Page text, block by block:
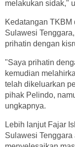
melakukan sidak,"
Kedatangan
Sulawesi
prihatin dengan
"Saya prihatin
kemudian
telah dikeluarkan
pihak Pelindo,
ungkapnya.
Lebih lanjut Fajar
Sulawesi